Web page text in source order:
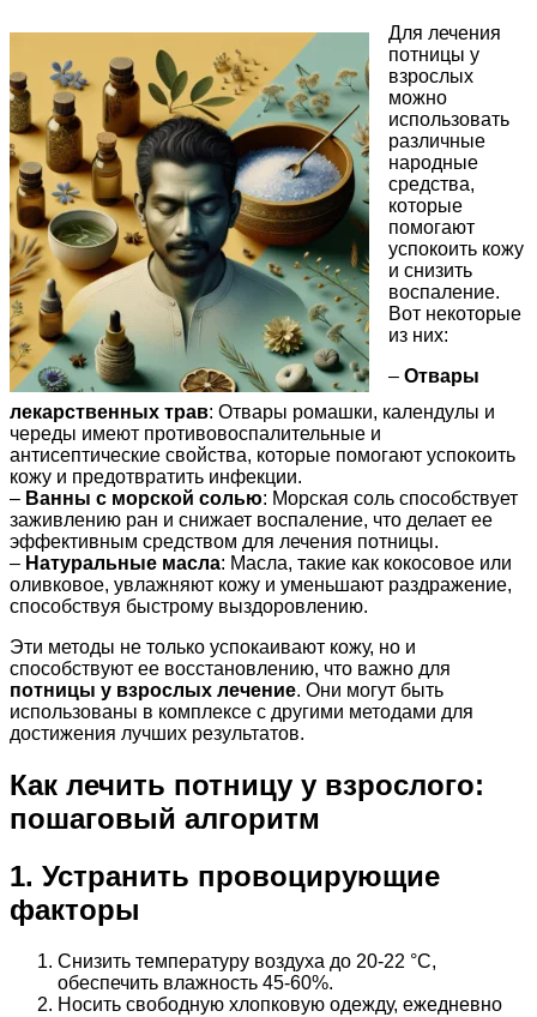
Для лечения
потницы у
взрослых
можно
использовать
различные
народные
средства,
которые
помогают
успокоить кожу
и снизить
воспаление.
Вот некоторые
из них:
– Отвары
лекарственных трав: Отвары ромашки, календулы и
череды имеют противовоспалительные и
антисептические свойства, которые помогают успокоить
кожу и предотвратить инфекции.
– Ванны с морской солью: Морская соль способствует
заживлению ран и снижает воспаление, что делает ее
эффективным средством для лечения потницы.
– Натуральные масла: Масла, такие как кокосовое или
оливковое, увлажняют кожу и уменьшают раздражение,
способствуя быстрому выздоровлению.
Эти методы не только успокаивают кожу, но и
способствуют ее восстановлению, что важно для
потницы у взрослых лечение. Они могут быть
использованы в комплексе с другими методами для
достижения лучших результатов.
Как лечить потницу у взрослого:
пошаговый алгоритм
1. Устранить провоцирующие
факторы
Снизить температуру воздуха до 20-22 °C,
обеспечить влажность 45-60%.
Носить свободную хлопковую одежду, ежедневно